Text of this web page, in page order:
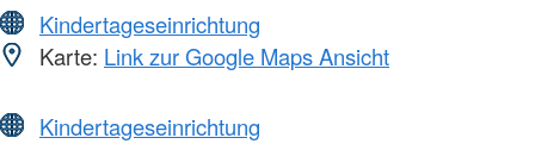
Kindertageseinrichtung
Karte: Link zur Google Maps Ansicht
Kindertageseinrichtung